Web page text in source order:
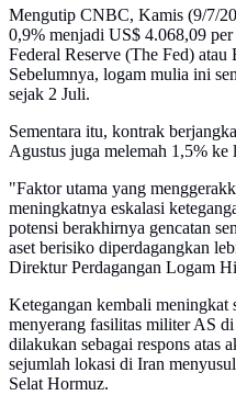
Mengutip CNBC, Kamis (9/7/
0,9% menjadi US$ 4.068,09 per
Federal Reserve (The Fed)
Sebelumnya, logam mulia ini
sejak 2 Juli.
Sementara itu, kontrak
Agustus juga melemah 1,5%
"Faktor utama yang
meningkatnya eskalasi
potensi berakhirnya gencatan
aset berisiko diperdagangkan
Direktur Perdagangan Logam
Ketegangan kembali meningkat
menyerang fasilitas militer AS
dilakukan sebagai respons atas
sejumlah lokasi di Iran
Selat Hormuz.